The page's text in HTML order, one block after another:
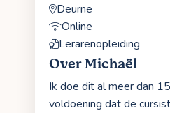
Deurne
Online
Lerarenopleiding
Over Michaël
Ik doe dit al meer dan
voldoening dat de